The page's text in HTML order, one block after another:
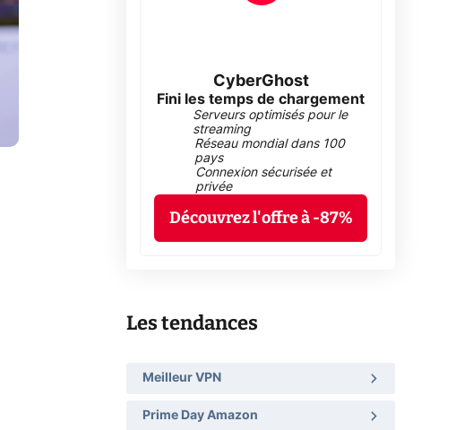
CyberGhost
Fini les temps de chargement
Serveurs optimisés pour le
streaming
Réseau mondial dans 100
pays
Connexion sécurisée et
privée
Découvrez l'offre à -87%
Les tendances
Meilleur VPN
Prime Day Amazon